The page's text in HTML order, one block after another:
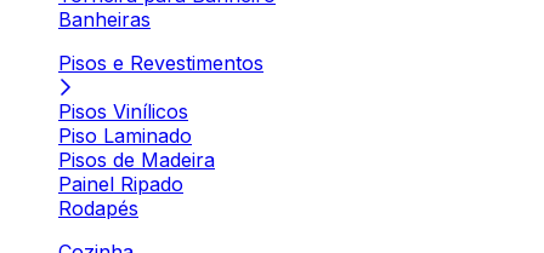
Banheiras
Pisos e Revestimentos
Pisos Vinílicos
Piso Laminado
Pisos de Madeira
Painel Ripado
Rodapés